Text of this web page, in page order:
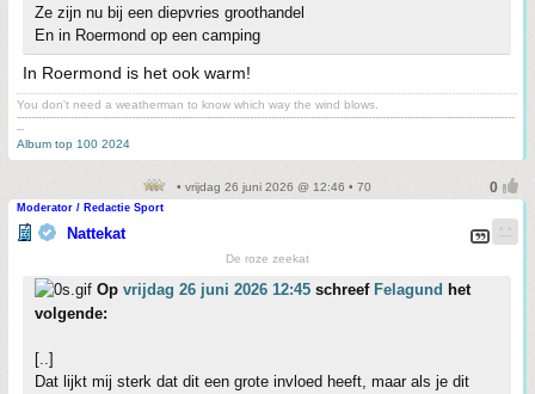
Ze zijn nu bij een diepvries groothandel
En in Roermond op een camping
In Roermond is het ook warm!
You don't need a weatherman to know which way the wind blows.
-------------------------------------------------------------------------------------------------------------------------------------------
--
Album top 100 2024
• vrijdag 26 juni 2026 @ 12:46 • 70
Moderator / Redactie Sport
Nattekat
De roze zeekat
Op vrijdag 26 juni 2026 12:45 schreef Felagund het
volgende:
[..]
Dat lijkt mij sterk dat dit een grote invloed heeft, maar als je dit